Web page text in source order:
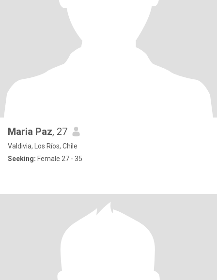
Maria Paz, 27
Valdivia, Los Ríos, Chile
Seeking: Female 27 - 35